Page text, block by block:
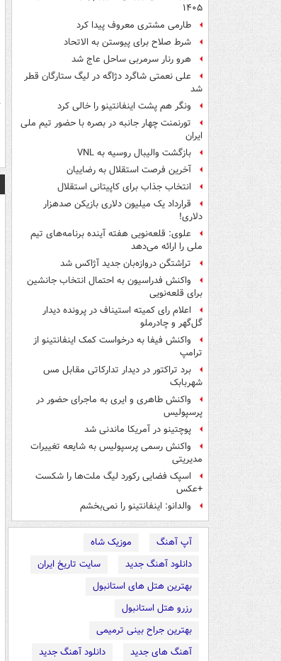
۱۴۰۵
طارمی مشتری معروف پیدا کرد
شرط صلاح برای پیوستن به الاتحاد
هرو رنار سرمربی ساحل عاج شد
علی نعمتی شاگرد دژاگه در لیگ ستارگان قطر
شد
ونگر هم پشت اینفانتینو را خالی کرد
تورنمنت چهار جانبه در بصره با حضور تیم ملی
ایران
بازگشت والیبال روسیه به VNL
آخرین فرصت استقلال به رضاییان
انتخاب جذاب برای کاپیتانی استقلال
قرارداد یک میلیون دلاری بازیکن صدهزار
دلاری!
علوی: قلعه‌نویی هفته آینده برنامه‌های تیم
ملی را ارائه می‌دهد
تراِشتگن دروازه‌بان جدید آژاکس شد
واکنش فدراسیون به احتمال انتخاب جانشین
برای قلعه‌نویی
اعلام رای کمیته استیناف در پرونده دیدار
گل‌گهر و چادرملو
واکنش فیفا به درخواست کمک اینفانتینو از
ترامپ
برد تراکتور در دیدار تدارکاتی مقابل مس
شهربابک
واکنش طاهری و ایری به ماجرای حضور در
پرسپولیس
پوچتینو در آمریکا ماندنی شد
واکنش رسمی پرسپولیس به شایعه تغییرات
مدیریتی
اسپک فضایی رکورد لیگ ملت‌ها را شکست
+عکس
والدانو: اینفانتینو را نمی‌بخشم
آپ آهنگ
موزیک شاه
دانلود آهنگ جدید
سایت تاریخ ایران
بهترین هتل های استانبول
رزرو هتل استانبول
بهترین جراح بینی ترمیمی
آهنگ های جدید
دانلود آهنگ جدید